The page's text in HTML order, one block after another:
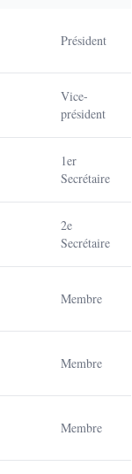
Président
Vice-
président
1er
Secrétaire
2e
Secrétaire
Membre
Membre
Membre